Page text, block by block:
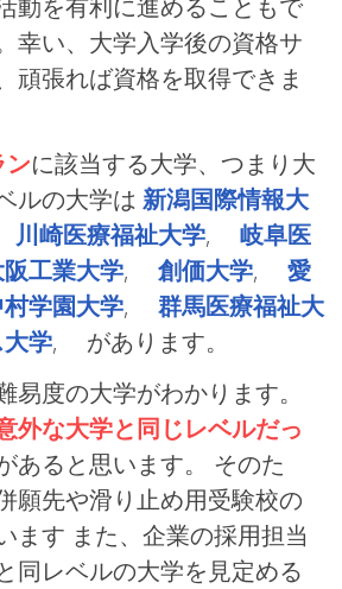
幸い、大学入学後の資格サ
頑張れば資格を取得できま
ンに該当する大学、つまり大
ルの大学は 新潟国際情報大
川崎医療福祉大学, 岐阜医
工業大学, 創価大学, 愛
学園大学, 群馬医療福祉大
学, があります。
易度の大学がわかります。
意外な大学と同じレベルだっ
あると思います。 そのた
願先や滑り止め用受験校の
ます また、企業の採用担当
同レベルの大学を見定める